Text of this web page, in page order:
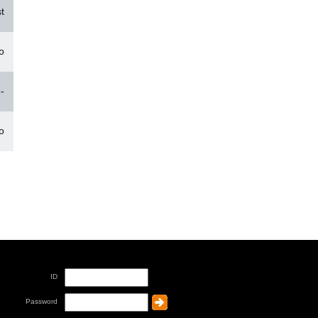
ID
Password